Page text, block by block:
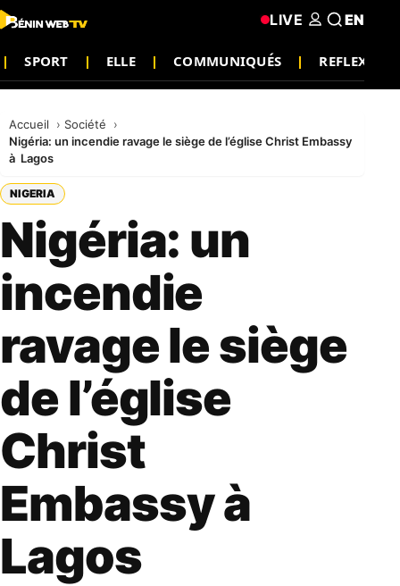
SPORT ELLE COMMUNIQUÉS REFLEXION
LIVE EN
Accueil
Société
Nigéria: un incendie ravage le siège de l’église Christ Embassy
à Lagos
NIGERIA
Nigéria: un
incendie
ravage le siège
de l’église
Christ
Embassy à
Lagos